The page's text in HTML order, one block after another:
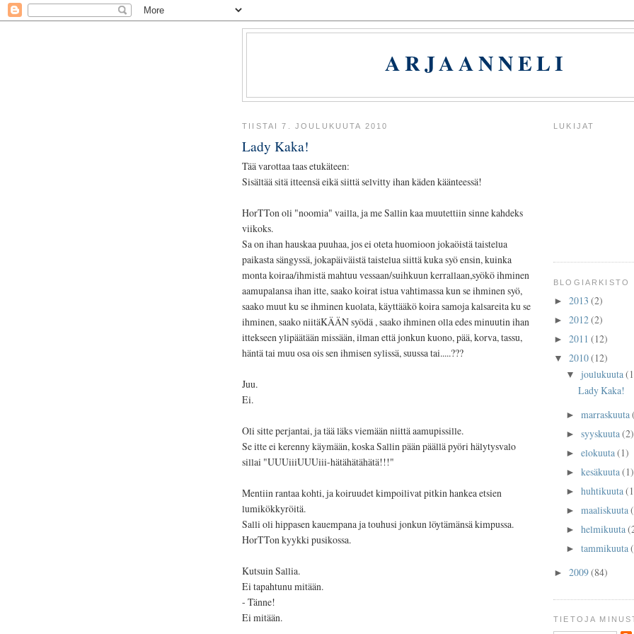
ARJAANNELI
TIISTAI 7. JOULUKUUTA 2010
Lady Kaka!
Tää varottaa taas etukäteen:
Sisältää sitä itteensä eikä siittä selvitty ihan käden käänteessä!
HorTTon oli "noomia" vailla, ja me Sallin kaa muutettiin sinne kahdeks
viikoks.
Sa on ihan hauskaa puuhaa, jos ei oteta huomioon jokaöistä taistelua
paikasta sängyssä, jokapäiväistä taistelua siittä kuka syö ensin, kuinka
monta koiraa/ihmistä mahtuu vessaan/suihkuun kerrallaan,syökö ihminen
aamupalansa ihan itte, saako koirat istua vahtimassa kun se ihminen syö,
saako muut ku se ihminen kuolata, käyttääkö koira samoja kalsareita ku se
ihminen, saako niitäKÄÄN syödä , saako ihminen olla edes minuutin ihan
ittekseen ylipäätään missään, ilman että jonkun kuono, pää, korva, tassu,
häntä tai muu osa ois sen ihmisen sylissä, suussa tai.....???
Juu.
Ei.
Oli sitte perjantai, ja tää läks viemään niittä aamupissille.
Se itte ei kerenny käymään, koska Sallin pään päällä pyöri hälytysvalo
sillai "UUUiiiUUUiii-hätähätähätä!!!"
Mentiin rantaa kohti, ja koiruudet kimpoilivat pitkin hankea etsien
lumikökkyröitä.
Salli oli hippasen kauempana ja touhusi jonkun löytämänsä kimpussa.
HorTTon kyykki pusikossa.
Kutsuin Sallia.
Ei tapahtunu mitään.
- Tänne!
Ei mitään.
LUKIJAT
BLOGIARKISTO
► 2013 (2)
► 2012(2)
► 2011 (12)
▼ 2010(12)
▼ joulukuuta
Lady Kaka!
► marraskuuta
► syyskuuta(2)
► elokuuta(1)
► kesäkuuta(1)
► huhtikuuta
► maaliskuuta
► helmikuuta
► tammikuuta
► 2009(84)
TIETOJA